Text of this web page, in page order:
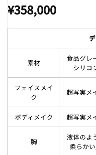
¥358,000
素材
食品グレ
シリコ
フェイスメイ
ク
超写実メ
ボディメイク 超写実メ
胸
液体のよ
柔らか